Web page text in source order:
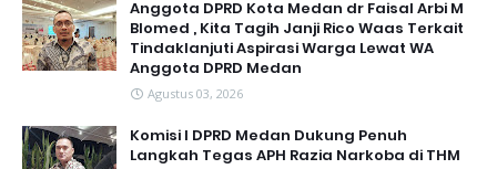
Anggota DPRD Kota Medan dr Faisal Arbi M
Blomed , Kita Tagih Janji Rico Waas Terkait
Tindaklanjuti Aspirasi Warga Lewat WA
Anggota DPRD Medan
Agustus 03, 2026
Komisi I DPRD Medan Dukung Penuh
Langkah Tegas APH Razia Narkoba di THM